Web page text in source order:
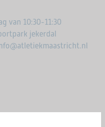
van 10:30-11:30
jekerdal